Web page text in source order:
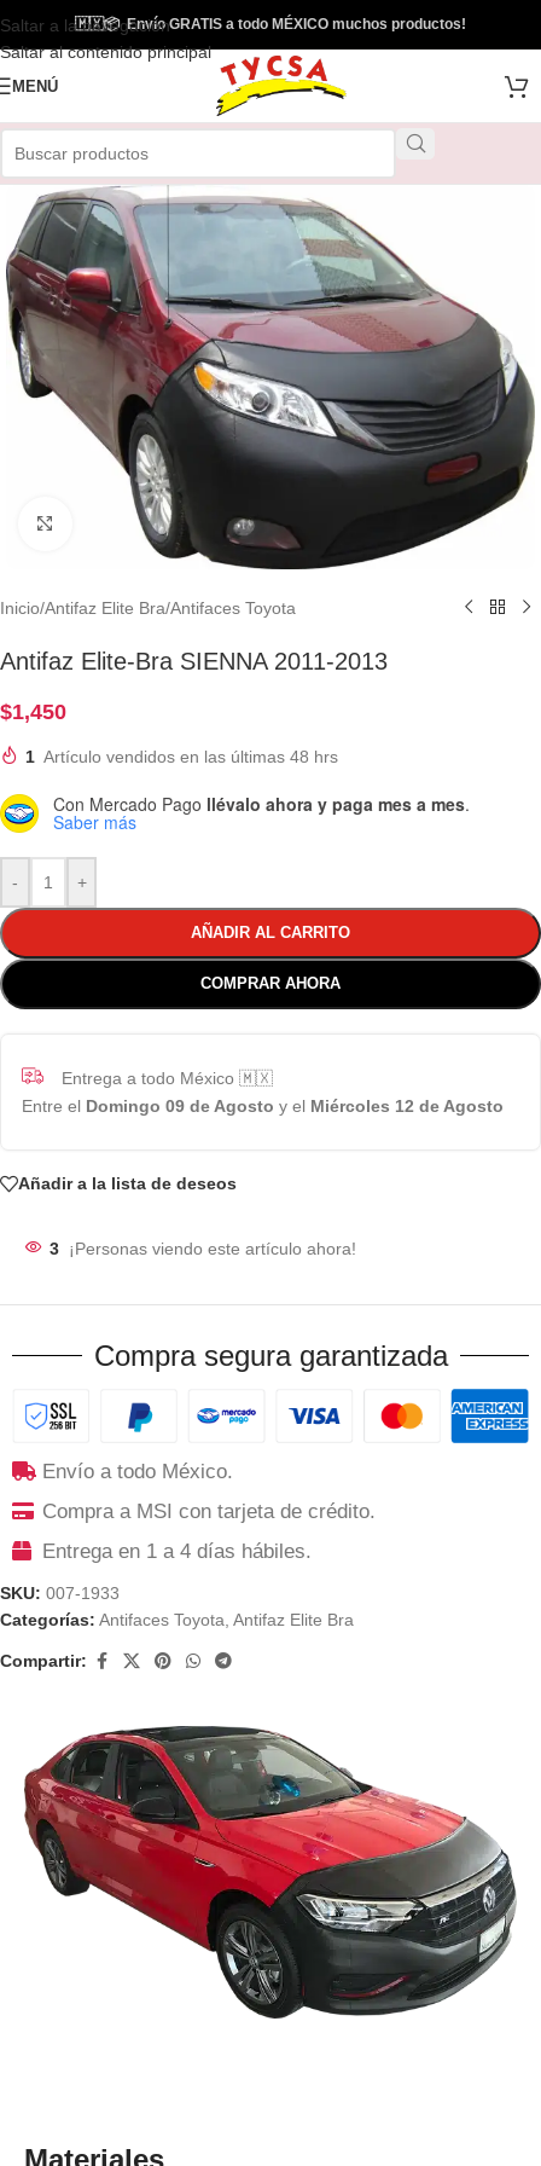
Saltar a la navegación
Saltar al contenido principal
🇲🇽📦Envío GRATIS a todo MÉXICO muchos productos!
MENÚ
Clic para ampliar
Inicio/Antifaz Elite Bra/Antifaces Toyota
Antifaz Elite-Bra SIENNA 2011-2013
$1,450
1 Artículo vendidos en las últimas 48 hrs
Con Mercado Pago llévalo ahora y paga mes a mes.
Saber más
- +
AÑADIR AL CARRITO
COMPRAR AHORA
Entrega a todo México 🇲🇽
Entre el Domingo 09 de Agosto y el Miércoles 12 de Agosto
Añadir a la lista de deseos
3 ¡Personas viendo este artículo ahora!
Compra segura garantizada
Envío a todo México.
Compra a MSI con tarjeta de crédito.
Entrega en 1 a 4 días hábiles.
SKU: 007-1933
Categorías: Antifaces Toyota Antifaz Elite Bra
Compartir:
Materiales